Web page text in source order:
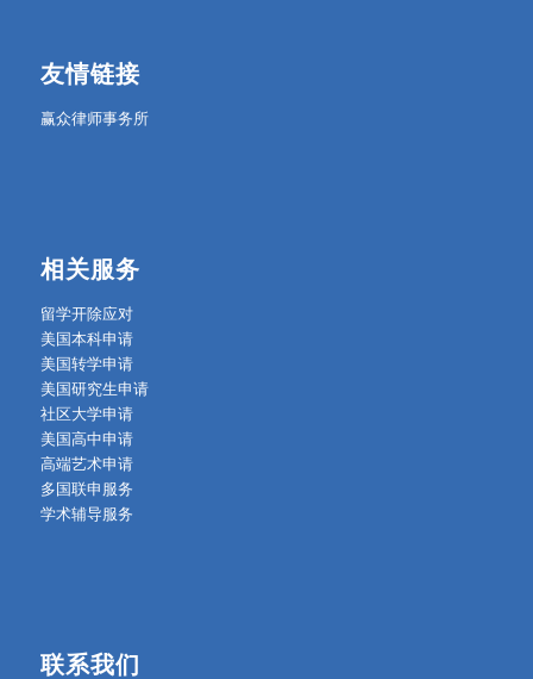
友情链接
赢众律师事务所
相关服务
留学开除应对
美国本科申请
美国转学申请
美国研究生申请
社区大学申请
美国高中申请
高端艺术申请
多国联申服务
学术辅导服务
联系我们